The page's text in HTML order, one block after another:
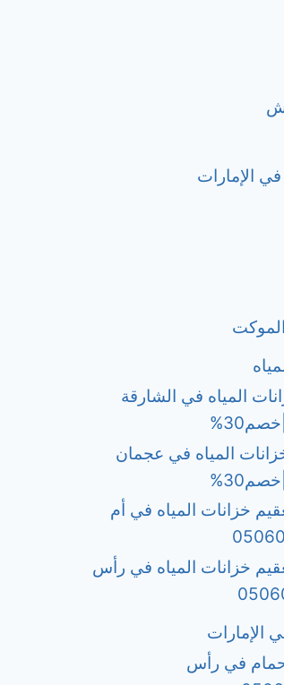
الإمارات
المياه في الشارقة
المياه في عجمان
خزانات المياه في أم
خزانات المياه في رأس
الإمارات
في رأس